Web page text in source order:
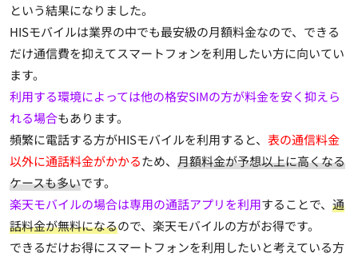
という結果になりました。
HISモバイルは業界の中でも最安級の月額料金なので、できる
だけ通信費を抑えてスマートフォンを利用したい方に向いてい
ます。
利用する環境によっては他の格安SIMの方が料金を安く抑えら
れる場合もあります。
頻繁に電話する方がHISモバイルを利用すると、 表の通信料金
以外に通話料金がかかるため、 月額料金が予想以上に高くなる
ケースも多いです。
楽天モバイルの場合は専用の通話アプリを利用することで、 通
話料金が無料になるので、楽天モバイルの方がお得です。
できるだけお得にスマートフォンを利用したいと考えている方